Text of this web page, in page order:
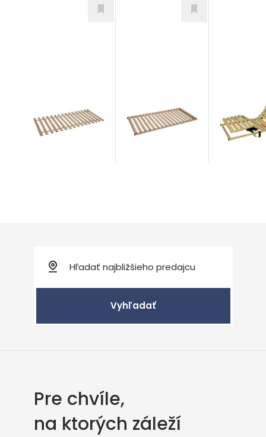
od 76,00€
BUK
Rošty
od 90,00
od 375,00
Vyhľadať
Pre chvíle,
na ktorých záleží